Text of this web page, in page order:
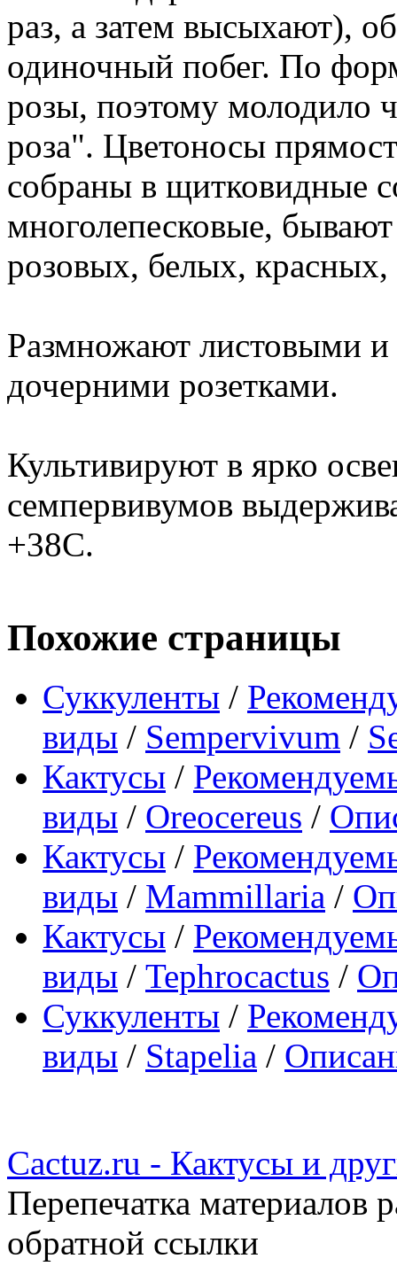
раз, а затем высыхают),
одиночный побег. По
розы, поэтому молодило
роза". Цветоносы
собраны в щитковидные
многолепесковые,
розовых, белых, красных,
Размножают листовыми и
дочерними розетками.
Культивируют в ярко
семпервивумов
+38С.
Похожие страницы
Суккуленты /
виды / Sempervivum /
Кактусы /
виды / Oreocereus /
Кактусы /
виды / Mammillaria /
Кактусы /
виды / Tephrocactus /
Суккуленты /
виды / Stapelia /
Cactuz.ru - Кактусы и
Перепечатка материалов
обратной ссылки